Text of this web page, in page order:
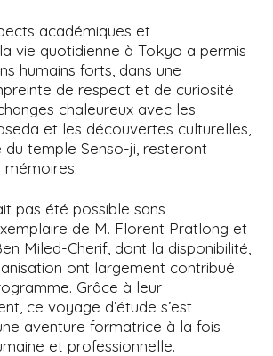
académiques et
vie quotidienne à Tokyo a permis
humains forts, dans une
de respect et de curiosité
chaleureux avec les
et les découvertes culturelles,
du temple Senso-ji, resteront
mémoires.
pas été possible sans
de M. Florent Pratlong et
Miled-Cherif, dont la disponibilité,
ont largement contribué
Grâce à leur
ce voyage d’étude s’est
aventure formatrice à la fois
et professionnelle.